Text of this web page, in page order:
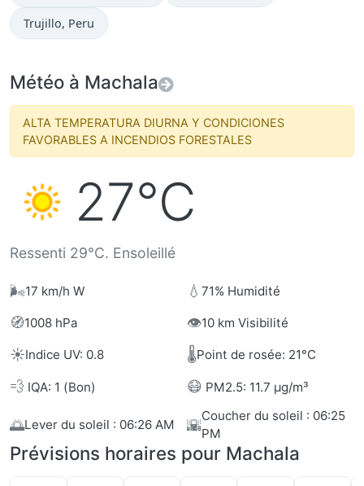
Heure actuelle à
Trujillo, Peru
Météo à Machala
ALTA TEMPERATURA DIURNA Y CONDICIONES
FAVORABLES A INCENDIOS FORESTALES
27°C
Ressenti 29°C. Ensoleillé
🌬️17 km/h W 💧 71% Humidité
🧭1008 hPa 👁️10 km Visibilité
☀️Indice UV: 0.8 🌡️Point de rosée: 21°C
💨 IQA: 1 (Bon) 😷 PM2.5: 11.7 µg/m³
🌅Lever du soleil : 06:26 AM 🌇Coucher du soleil : 06:25
PM
Prévisions horaires pour Machala